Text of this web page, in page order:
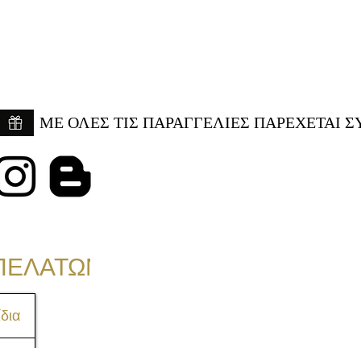
ME ΟΛΕΣ ΤΙΣ ΠΑΡΑΓΓΕΛΙΕΣ ΠΑΡΕΧΕΤΑΙ